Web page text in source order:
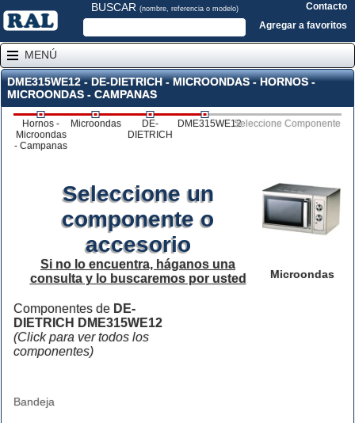
BUSCAR (nombre, referencia o modelo)
Contacto
Agregar a favoritos
MENÚ
DME315WE12 - DE-DIETRICH - MICROONDAS - HORNOS -
MICROONDAS - CAMPANAS
Hornos -
Microondas
- Campanas
Microondas
DE-
DIETRICH
DME315WE12Seleccione Componente
Microondas
Seleccione un
componente o
accesorio
Si no lo encuentra, háganos una
consulta y lo buscaremos por usted
Componentes de DE-
DIETRICH DME315WE12
(Click para ver todos los
componentes)
Bandeja